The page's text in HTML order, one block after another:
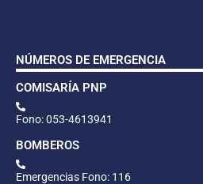
NÚMEROS DE EMERGENCIA
COMISARÍA PNP
Fono: 053-4613941
BOMBEROS
Emergencias Fono: 116